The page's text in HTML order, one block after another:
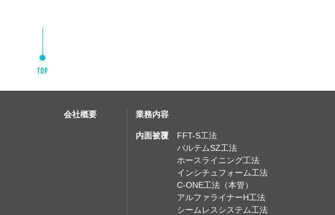
会社概要 業務内容
内面被覆
FFT-S工法
パルテムSZ工法
ホースライニング工法
インシチュフォーム工法
C-ONE工法（本管）
アルファライナーH工法
シームレスシステム工法